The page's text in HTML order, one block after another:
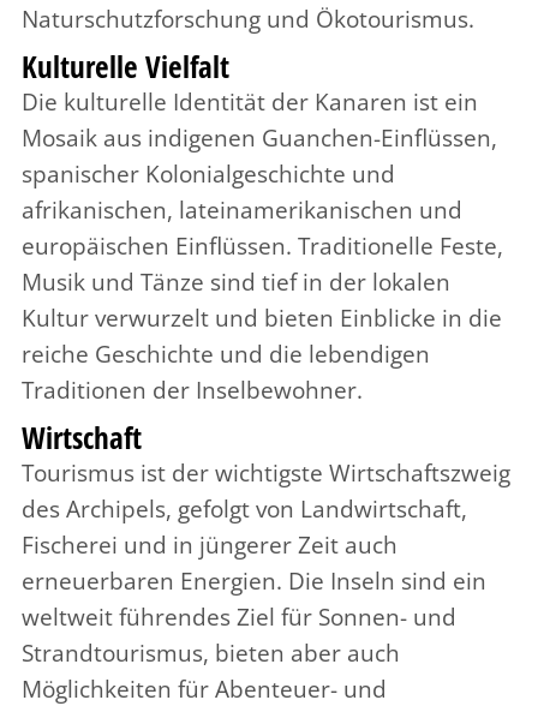
Naturschutzforschung und Ökotourismus.
Kulturelle Vielfalt
Die kulturelle Identität der Kanaren ist ein
Mosaik aus indigenen Guanchen-Einflüssen,
spanischer Kolonialgeschichte und
afrikanischen, lateinamerikanischen und
europäischen Einflüssen. Traditionelle Feste,
Musik und Tänze sind tief in der lokalen
Kultur verwurzelt und bieten Einblicke in die
reiche Geschichte und die lebendigen
Traditionen der Inselbewohner.
Wirtschaft
Tourismus ist der wichtigste Wirtschaftszweig
des Archipels, gefolgt von Landwirtschaft,
Fischerei und in jüngerer Zeit auch
erneuerbaren Energien. Die Inseln sind ein
weltweit führendes Ziel für Sonnen- und
Strandtourismus, bieten aber auch
Möglichkeiten für Abenteuer- und